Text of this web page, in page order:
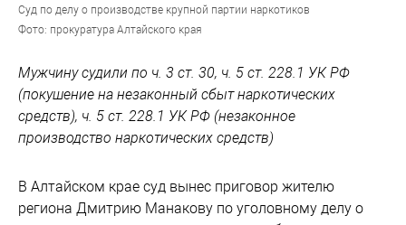
Суд по делу о производстве крупной партии наркотиков
Фото: прокуратура Алтайского края
Мужчину судили по ч. 3 ст. 30, ч. 5 ст. 228.1 УК РФ
(покушение на незаконный сбыт наркотических
средств), ч. 5 ст. 228.1 УК РФ (незаконное
производство наркотических средств)
В Алтайском крае суд вынес приговор жителю
региона Дмитрию Манакову по уголовному делу о